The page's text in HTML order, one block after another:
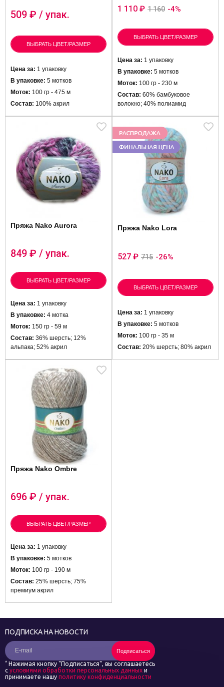
509 ₽ / упак.
ВЫБРАТЬ ЦВЕТ/РАЗМЕР
Цена за: 1 упаковку
В упаковке: 5 мотков
Моток: 100 гр - 475 м
Состав: 100% акрил
1 110 ₽ 1 160 -4%
ВЫБРАТЬ ЦВЕТ/РАЗМЕР
Цена за: 1 упаковку
В упаковке: 5 мотков
Моток: 100 гр - 230 м
Состав: 60% бамбуковое
волокно; 40% полиамид
Пряжа Nako Aurora
849 ₽ / упак.
ВЫБРАТЬ ЦВЕТ/РАЗМЕР
Цена за: 1 упаковку
В упаковке: 4 мотка
Моток: 150 гр - 59 м
Состав: 36% шерсть; 12%
альпака; 52% акрил
Пряжа Nako Lora
527 ₽ 715 -26%
ВЫБРАТЬ ЦВЕТ/РАЗМЕР
Цена за: 1 упаковку
В упаковке: 5 мотков
Моток: 100 гр - 35 м
Состав: 20% шерсть; 80% акрил
Пряжа Nako Ombre
696 ₽ / упак.
ВЫБРАТЬ ЦВЕТ/РАЗМЕР
Цена за: 1 упаковку
В упаковке: 5 мотков
Моток: 100 гр - 190 м
Состав: 25% шерсть; 75%
премиум акрил
ПОДПИСКА НА НОВОСТИ
Подписаться
* Нажимая кнопку "Подписаться", вы соглашаетесь
с условиями обработки персональных данных и
принимаете нашу политику конфиденциальности